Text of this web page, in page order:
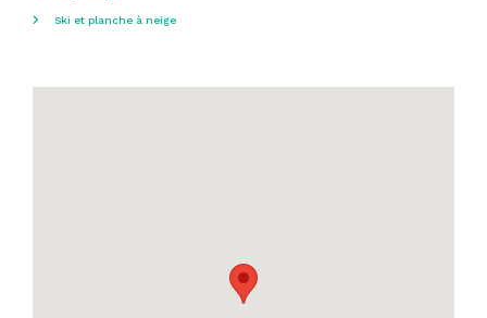
Ski et planche à neige